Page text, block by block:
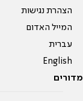
הצהרת נגישות
המייל האדום
עברית
English
מדורים